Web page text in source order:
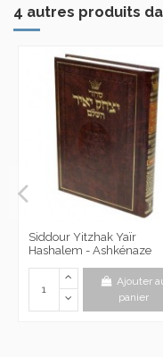
4 autres produits
Siddour Yitzhak Yaïr
Hashalem - Ashkénaze
Ajouter
panier